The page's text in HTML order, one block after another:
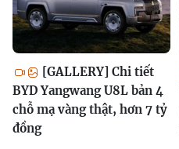
[GALLERY] Chi tiết
BYD Yangwang U8L bản 4
chỗ mạ vàng thật, hơn 7 tỷ
đồng